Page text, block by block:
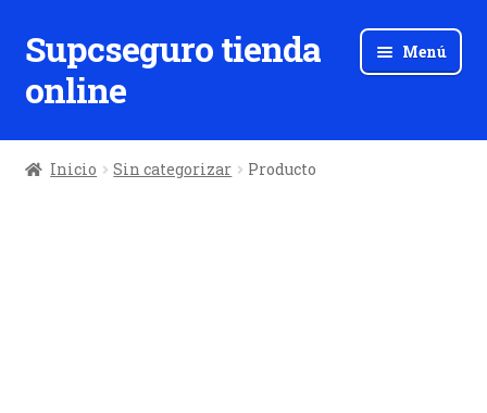
Ir
a
la
Ir
al
contenido
Supcseguro tienda
online
Menú
Inicio Sin categorizar Producto